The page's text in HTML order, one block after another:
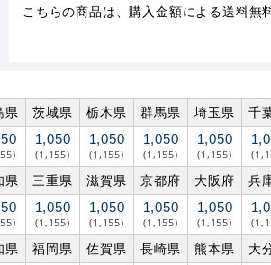
こちらの商品は、購入金額による送料無
県 茨城県 栃木県 群馬県 埼玉県 千
1,050
(1,155)
1,050
(1,155)
1,050
(1,155)
1,050
(1,155)
県 三重県 滋賀県 京都府 大阪府 兵
1,050
(1,155)
1,050
(1,155)
1,050
(1,155)
1,050
(1,155)
県 福岡県 佐賀県 長崎県 熊本県 大